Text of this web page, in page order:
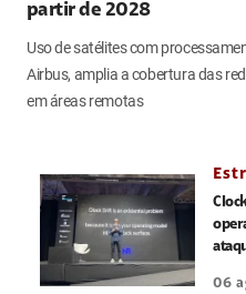
partir de 2028
Uso de satélites com
Airbus, amplia a cobertura das
em áreas remotas
06